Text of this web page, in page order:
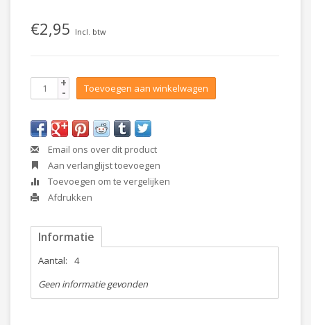
€2,95 Incl. btw
+
- Toevoegen aan winkelwagen
Email ons over dit product
Aan verlanglijst toevoegen
Toevoegen om te vergelijken
Afdrukken
Informatie
Aantal:
4
Geen informatie gevonden